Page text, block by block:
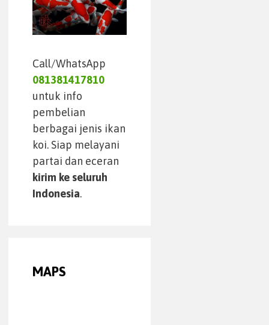
Call/WhatsApp
081381417810
untuk info
pembelian
berbagai jenis ikan
koi. Siap melayani
partai dan eceran
kirim ke seluruh
Indonesia.
MAPS